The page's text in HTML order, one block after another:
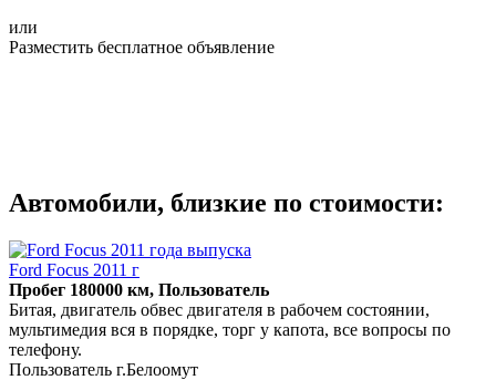
или
Разместить бесплатное объявление
Автомобили, близкие по стоимости:
Ford Focus 2011 г
Пробег 180000 км, Пользователь
Битая, двигатель обвес двигателя в рабочем состоянии,
мультимедия вся в порядке, торг у капота, все вопросы по
телефону.
Пользователь г.Белоомут